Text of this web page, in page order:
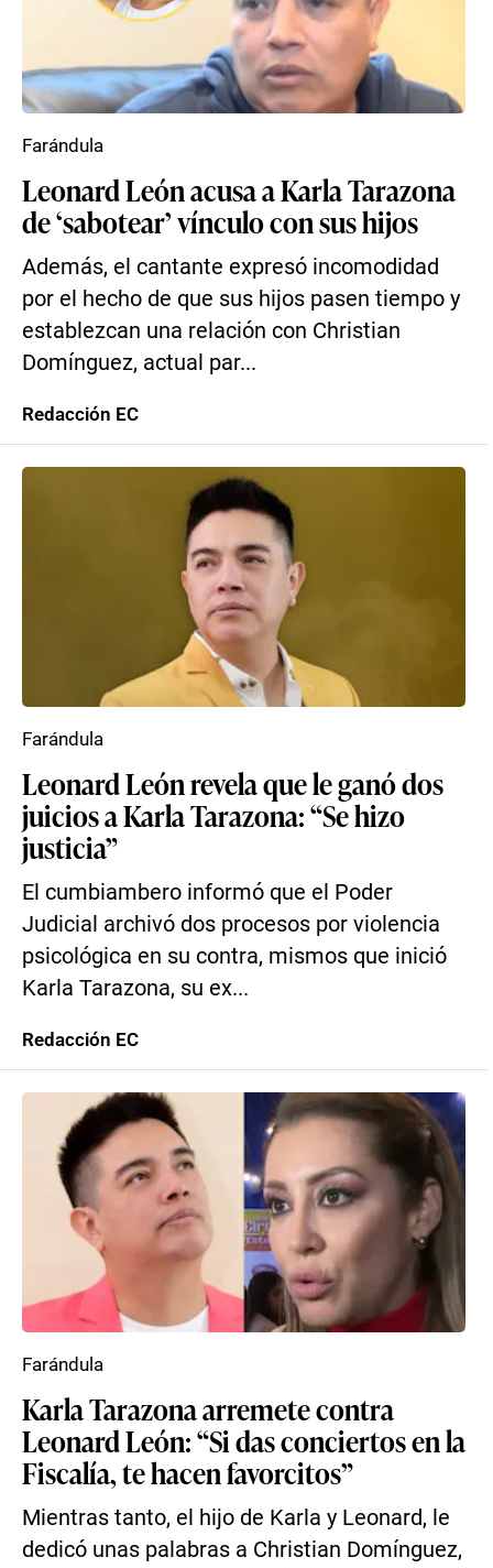
Leonard León acusa a Karla Tarazona
de ‘sabotear’ vínculo con sus hijos
Además, el cantante expresó incomodidad
por el hecho de que sus hijos pasen tiempo y
establezcan una relación con Christian
Domínguez, actual par...
Farándula
Redacción EC
Leonard León revela que le ganó dos
juicios a Karla Tarazona: “Se hizo
justicia”
El cumbiambero informó que el Poder
Judicial archivó dos procesos por violencia
psicológica en su contra, mismos que inició
Karla Tarazona, su ex...
Farándula
Redacción EC
Karla Tarazona arremete contra
Leonard León: “Si das conciertos en la
Fiscalía, te hacen favorcitos”
Mientras tanto, el hijo de Karla y Leonard, le
dedicó unas palabras a Christian Domínguez,
Farándula